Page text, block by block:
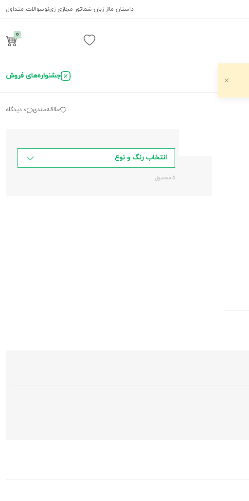
سوالات متداولتور مجازی زی‌نواز زبان شماداستان ما
0
جشنواره‌های فروش
علاقه‌مندی 0 دیدگاه
انتخاب رنگ و نوع
5 محصول